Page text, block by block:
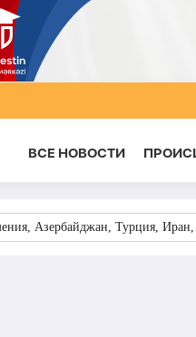
ВСЕ НОВОСТИ
Азербайджан, Турция, Иран,